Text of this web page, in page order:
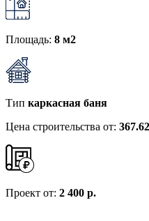
Площадь: 8 м2
Тип каркасная баня
Цена строительства от:
Проект от: 2 400 р.